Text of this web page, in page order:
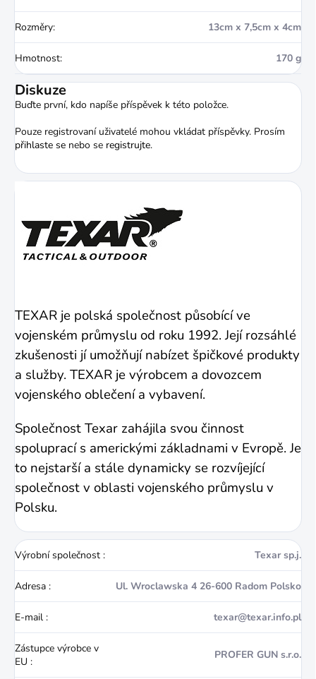
Rozměry: 13cm x 7,5cm x 4cm
Hmotnost: 170 g
Diskuze
Buďte první, kdo napíše příspěvek k této položce.
Pouze registrovaní uživatelé mohou vkládat příspěvky. Prosím
přihlaste se nebo se registrujte.
TEXAR je polská společnost působící ve
vojenském průmyslu od roku 1992. Její rozsáhlé
zkušenosti jí umožňují nabízet špičkové produkty
a služby. TEXAR je výrobcem a dovozcem
vojenského oblečení a vybavení.
Společnost Texar zahájila svou činnost
spoluprací s americkými základnami v Evropě. Je
to nejstarší a stále dynamicky se rozvíjející
společnost v oblasti vojenského průmyslu v
Polsku.
Výrobní společnost : Texar sp.j.
Adresa : Ul. Wroclawska 4 26-600 Radom Polsko
E-mail : texar@texar.info.pl
Zástupce výrobce v
EU :
PROFER GUN s.r.o.